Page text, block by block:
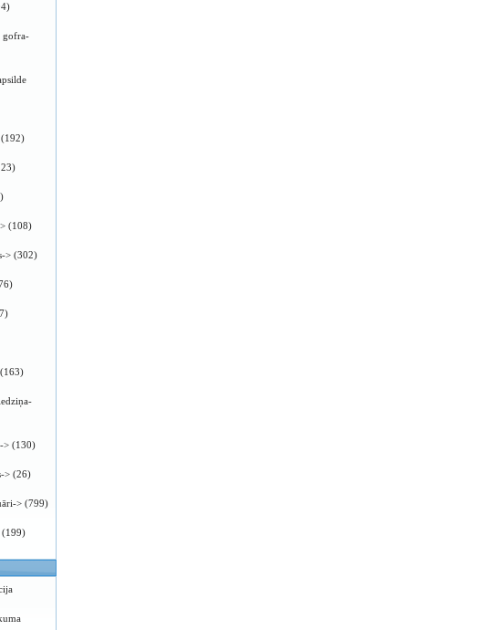
gofra-
(192)
(108)
> (302)
(163)
> (130)
> (26)
> (799)
(199)